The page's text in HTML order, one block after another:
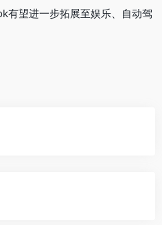
有望进一步拓展至娱乐、自动驾